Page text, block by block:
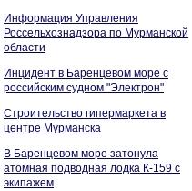
Информация Управления
Россельхознадзора по Мурманской
области
Инцидент в Баренцевом море с
российским судном "Электрон"
Строительство гипермаркета в
центре Мурманска
В Баренцевом море затонула
атомная подводная лодка К-159 с
экипажем